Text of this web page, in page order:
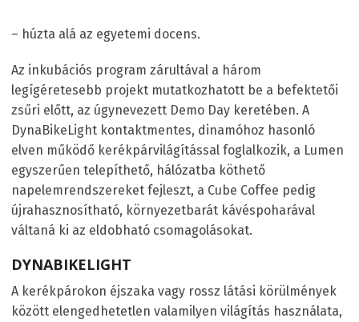
– húzta alá az egyetemi docens.
Az inkubációs program zárultával a három
legígéretesebb projekt mutatkozhatott be a befektetői
zsűri előtt, az úgynevezett Demo Day keretében. A
DynaBikeLight kontaktmentes, dinamóhoz hasonló
elven működő kerékpárvilágítással foglalkozik, a Lumen
egyszerűen telepíthető, hálózatba köthető
napelemrendszereket fejleszt, a Cube Coffee pedig
újrahasznosítható, környezetbarát kávéspoharával
váltaná ki az eldobható csomagolásokat.
DYNABIKELIGHT
A kerékpárokon éjszaka vagy rossz látási körülmények
között elengedhetetlen valamilyen világítás használata,